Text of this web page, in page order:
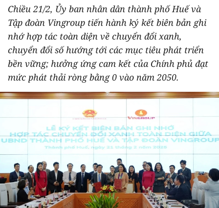
XÃ HỘI
PHÁP LUẬT
DU LỊCH
THẾ GIỚI
GIÁO DỤC
Y TẾ
KHOA HỌC - CÔNG NGHỆ
MÔI TRƯỜNG
Chiều 21/2, Ủy ban nhân dân thành phố Huế và
Tập đoàn Vingroup tiến hành ký kết biên bản ghi
nhớ hợp tác toàn diện về chuyển đổi xanh,
chuyển đổi số hướng tới các mục tiêu phát triển
bền vững; hưởng ứng cam kết của Chính phủ đạt
mức phát thải ròng bằng 0 vào năm 2050.